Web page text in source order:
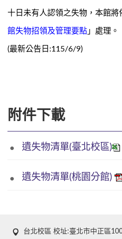
十日未有人認領之失物，本館將
館失物招領及管理要點 」處理。
(最新公告日:115/6/9)
附件下載
遺失物清單(臺北校區)
遺失物清單(桃園分館)
台北校區 校址:臺北市中正區